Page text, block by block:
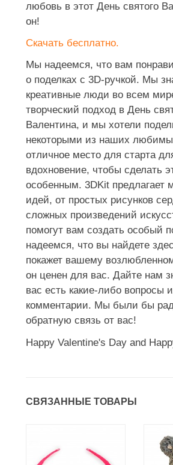
любовь в этот День святого
он!
Скачать бесплатно.
Мы надеемся, что вам
о поделках с 3D-ручкой. Мы
креативные люди во всем
творческий подход в День
Валентина, и мы хотели
некоторыми из наших
отличное место для старта
вдохновение, чтобы сделать
особенным. 3DKit предлагает
идей, от простых рисунков
сложных произведений
помогут вам создать особый
надеемся, что вы найдете
покажет вашему
он ценен для вас. Дайте нам
вас есть какие-либо вопросы
комментарии. Мы были бы
обратную связь от вас!
Happy Valentine's Day and
СВЯЗАННЫЕ ТОВАРЫ